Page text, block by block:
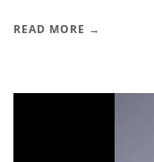
READ MORE →